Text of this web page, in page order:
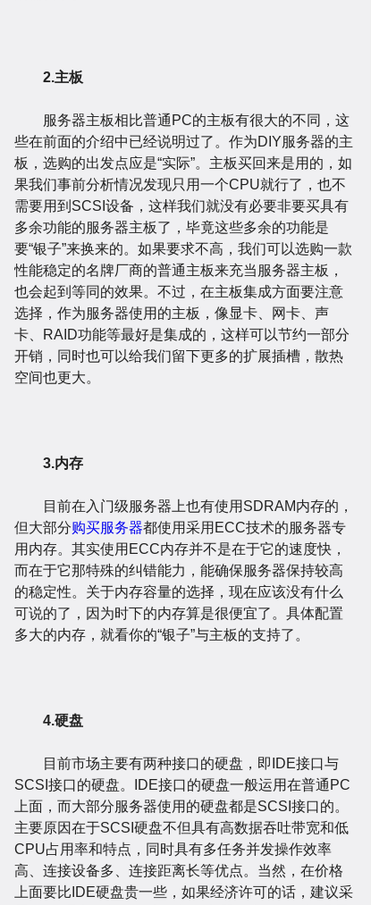
2.主板
服务器主板相比普通PC的主板有很大的不同，这
些在前面的介绍中已经说明过了。作为DIY服务器的主
板，选购的出发点应是“实际”。主板买回来是用的，如
果我们事前分析情况发现只用一个CPU就行了，也不
需要用到SCSI设备，这样我们就没有必要非要买具有
多余功能的服务器主板了，毕竟这些多余的功能是
要“银子”来换来的。如果要求不高，我们可以选购一款
性能稳定的名牌厂商的普通主板来充当服务器主板，
也会起到等同的效果。不过，在主板集成方面要注意
选择，作为服务器使用的主板，像显卡、网卡、声
卡、RAID功能等最好是集成的，这样可以节约一部分
开销，同时也可以给我们留下更多的扩展插槽，散热
空间也更大。
3.内存
目前在入门级服务器上也有使用SDRAM内存的，
但大部分购买服务器都使用采用ECC技术的服务器专
用内存。其实使用ECC内存并不是在于它的速度快，
而在于它那特殊的纠错能力，能确保服务器保持较高
的稳定性。关于内存容量的选择，现在应该没有什么
可说的了，因为时下的内存算是很便宜了。具体配置
多大的内存，就看你的“银子”与主板的支持了。
4.硬盘
目前市场主要有两种接口的硬盘，即IDE接口与
SCSI接口的硬盘。IDE接口的硬盘一般运用在普通PC
上面，而大部分服务器使用的硬盘都是SCSI接口的。
主要原因在于SCSI硬盘不但具有高数据吞吐带宽和低
CPU占用率和特点，同时具有多任务并发操作效率
高、连接设备多、连接距离长等优点。当然，在价格
上面要比IDE硬盘贵一些，如果经济许可的话，建议采